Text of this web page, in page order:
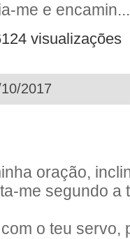
me e
visualizações
2017
oração,
me segundo a
o teu servo,